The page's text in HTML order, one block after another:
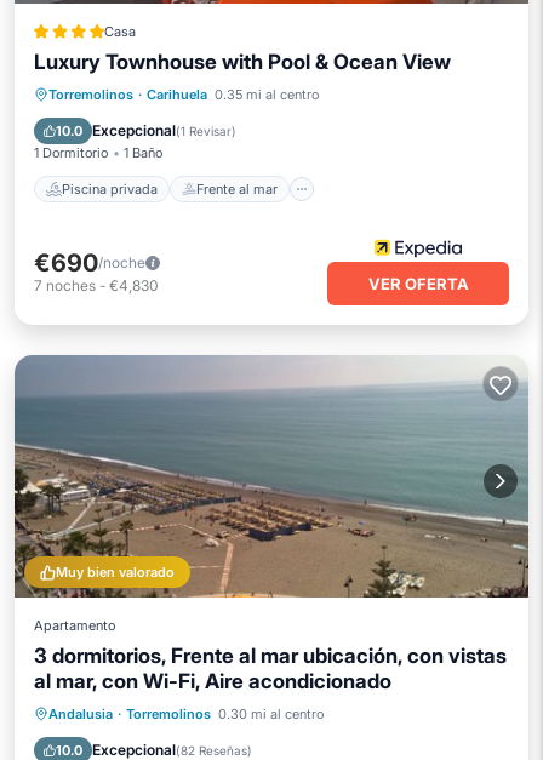
Casa
Luxury Townhouse with Pool & Ocean View
Torremolinos · Carihuela 0.35 mi al centro
10.0 Excepcional(1 Revisar)
1 Dormitorio 1 Baño
Piscina privada Frente al mar
Piscina privada
Frente al mar
Aparcamiento
€690/noche
7 noches - €4,830 VER OFERTA
Muy bien valorado
Apartamento
3 dormitorios, Frente al mar ubicación, con vistas
al mar, con Wi-Fi, Aire acondicionado
Andalusia · Torremolinos 0.30 mi al centro
10.0 Excepcional(82 Reseñas)
Frente al mar Piscina
Balcón/Terraza